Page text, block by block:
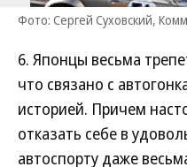
Фото: Сергей Суховский,
6. Японцы весьма
что связано с
историей. Причем
отказать себе в
автоспорту даже